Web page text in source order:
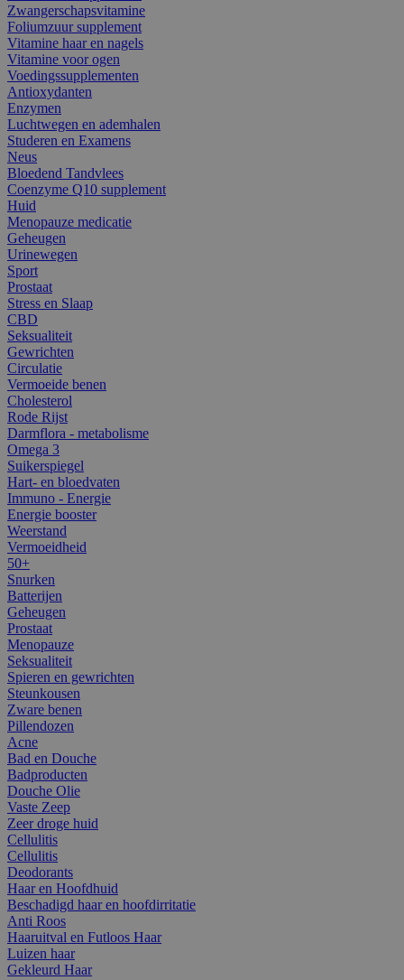
Zwangerschapsvitamine
Foliumzuur supplement
Vitamine haar en nagels
Vitamine voor ogen
Voedingssupplementen
Antioxydanten
Enzymen
Luchtwegen en ademhalen
Studeren en Examens
Neus
Bloedend Tandvlees
Coenzyme Q10 supplement
Huid
Menopauze medicatie
Geheugen
Urinewegen
Sport
Prostaat
Stress en Slaap
CBD
Seksualiteit
Gewrichten
Circulatie
Vermoeide benen
Cholesterol
Rode Rijst
Darmflora - metabolisme
Omega 3
Suikerspiegel
Hart- en bloedvaten
Immuno - Energie
Energie booster
Weerstand
Vermoeidheid
50+
Snurken
Batterijen
Geheugen
Prostaat
Menopauze
Seksualiteit
Spieren en gewrichten
Steunkousen
Zware benen
Pillendozen
Acne
Bad en Douche
Badproducten
Douche Olie
Vaste Zeep
Zeer droge huid
Cellulitis
Cellulitis
Deodorants
Haar en Hoofdhuid
Beschadigd haar en hoofdirritatie
Anti Roos
Haaruitval en Futloos Haar
Luizen haar
Gekleurd Haar